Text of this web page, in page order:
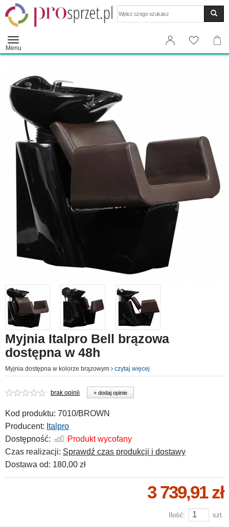
Menu
Myjnia Italpro Bell brązowa
dostępna w 48h
Myjnia dostępna w kolorze brązowym czytaj więcej
brak opinii + dodaj opinie
Kod produktu: 7010/BROWN
Producent: Italpro
Dostępność:
Produkt wycofany
Czas realizacji: Sprawdź czas produkcji i dostawy
Dostawa od: 180,00 zł
3 739,91 zł
Ilość: szt.